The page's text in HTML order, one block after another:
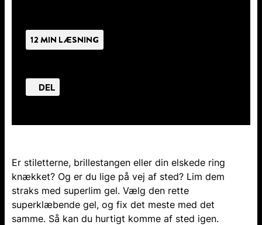
12 MIN LÆSNING
DEL
Er stiletterne, brillestangen eller din elskede ring
knækket? Og er du lige på vej af sted? Lim dem
straks med superlim gel. Vælg den rette
superklæbende gel, og fix det meste med det
samme. Så kan du hurtigt komme af sted igen.